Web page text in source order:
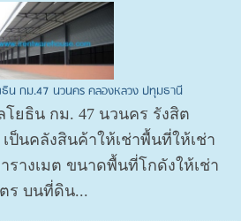
ยธิน กม.47 นวนคร คลองหลวง ปทุมธานี
ยธิน กม. 47 นวนคร รังสิต
ป็นคลังสินค้าให้เช่าพื้นที่ให้เช่า
รางเมต ขนาดพื้นที่โกดังให้เช่า
ตร บนที่ดิน...